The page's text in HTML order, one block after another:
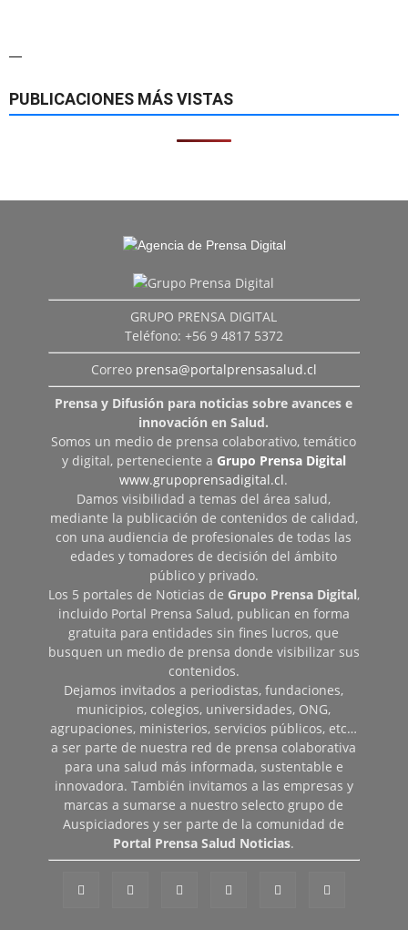
—
PUBLICACIONES MÁS VISTAS
GRUPO PRENSA DIGITAL
Teléfono: +56 9 4817 5372
Correo prensa@portalprensasalud.cl
Prensa y Difusión para noticias sobre avances e
innovación en Salud.
Somos un medio de prensa colaborativo, temático
y digital, perteneciente a Grupo Prensa Digital
www.grupoprensadigital.cl.
Damos visibilidad a temas del área salud,
mediante la publicación de contenidos de calidad,
con una audiencia de profesionales de todas las
edades y tomadores de decisión del ámbito
público y privado.
Los 5 portales de Noticias de Grupo Prensa Digital,
incluido Portal Prensa Salud, publican en forma
gratuita para entidades sin fines lucros, que
busquen un medio de prensa donde visibilizar sus
contenidos.
Dejamos invitados a periodistas, fundaciones,
municipios, colegios, universidades, ONG,
agrupaciones, ministerios, servicios públicos, etc…
a ser parte de nuestra red de prensa colaborativa
para una salud más informada, sustentable e
innovadora. También invitamos a las empresas y
marcas a sumarse a nuestro selecto grupo de
Auspiciadores y ser parte de la comunidad de
Portal Prensa Salud Noticias.